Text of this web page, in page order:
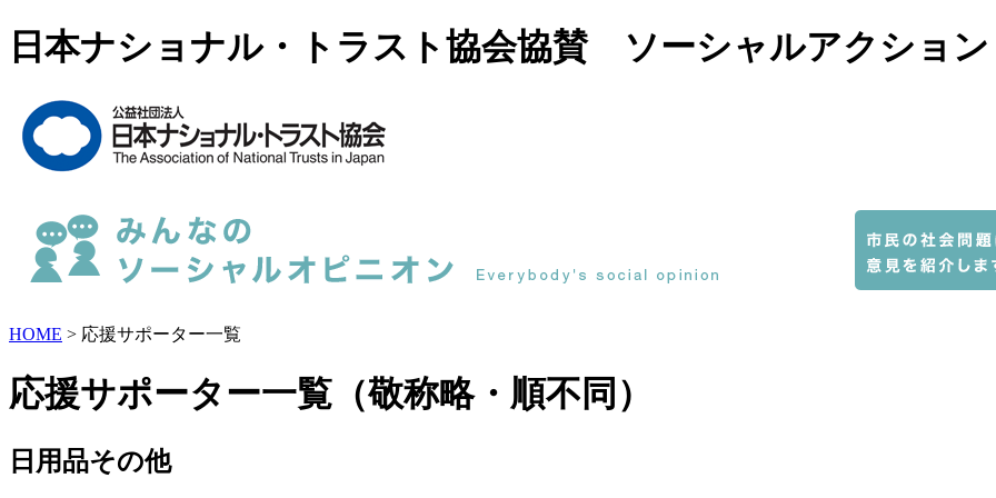
日本ナショナル・トラスト協会協賛 ソーシャルアクショ
HOME > 応援サポーター一覧
応援サポーター一覧（敬称略・順不同）
日用品その他